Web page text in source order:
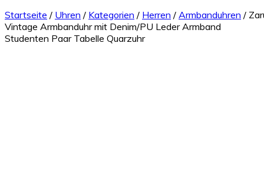
Startseite / Uhren / Kategorien / Herren / Armbanduhren /
Vintage Armbanduhr mit Denim/PU Leder Armband
Studenten Paar Tabelle Quarzuhr